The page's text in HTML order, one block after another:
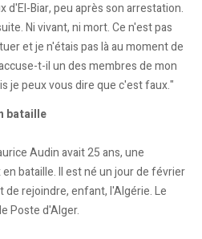
d'El-Biar, peu après son arrestation.
Ni vivant, ni mort. Ce n'est pas
et je n'étais pas là au moment de
t-il un des membres de mon
je peux vous dire que c'est faux."
bataille
Audin avait 25 ans, une
bataille. Il est né un jour de février
de rejoindre, enfant, l'Algérie. Le
Poste d'Alger.